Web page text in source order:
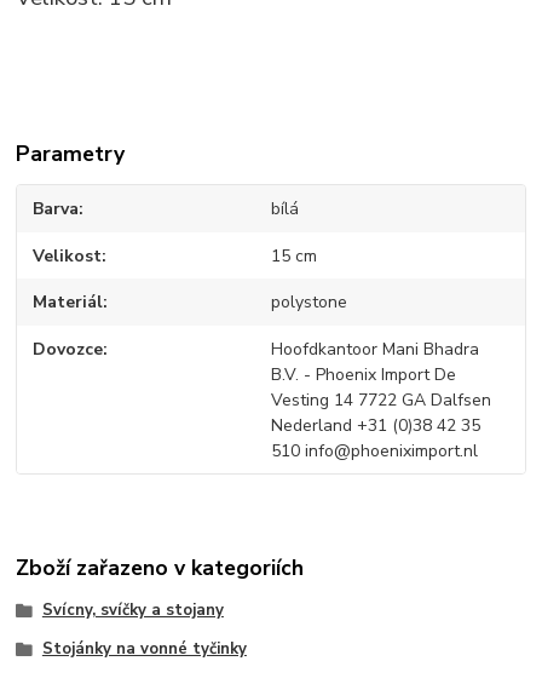
Parametry
Barva bílá
Velikost 15 cm
Materiál polystone
Dovozce
Hoofdkantoor Mani Bhadra
B.V. - Phoenix Import De
Vesting 14 7722 GA Dalfsen
Nederland +31 (0)38 42 35
510 info@phoeniximport.nl
Zboží zařazeno v kategoriích
Svícny, svíčky a stojany
Stojánky na vonné tyčinky